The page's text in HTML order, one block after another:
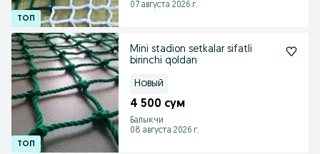
07 августа 2026 г.
Mini stadion setkalar sifatli
birinchi qoldan
Новый
4 500 сум
Балыкчи
08 августа 2026 г.